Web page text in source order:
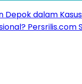
Depok dalam
Persrilis.com